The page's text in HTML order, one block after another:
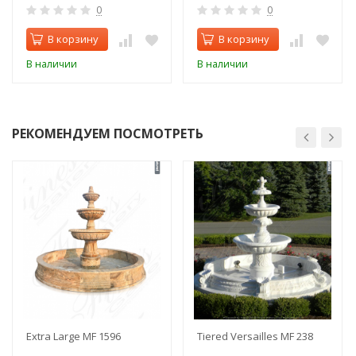
0
В корзину
В наличии
0
В корзину
В наличии
РЕКОМЕНДУЕМ ПОСМОТРЕТЬ
Extra Large MF 1596 Tiered Versailles MF 238